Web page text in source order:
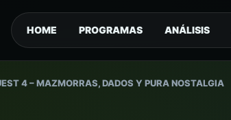
HOME PROGRAMAS ANÁLISIS
4 – MAZMORRAS, DADOS Y PURA NOSTALGIA